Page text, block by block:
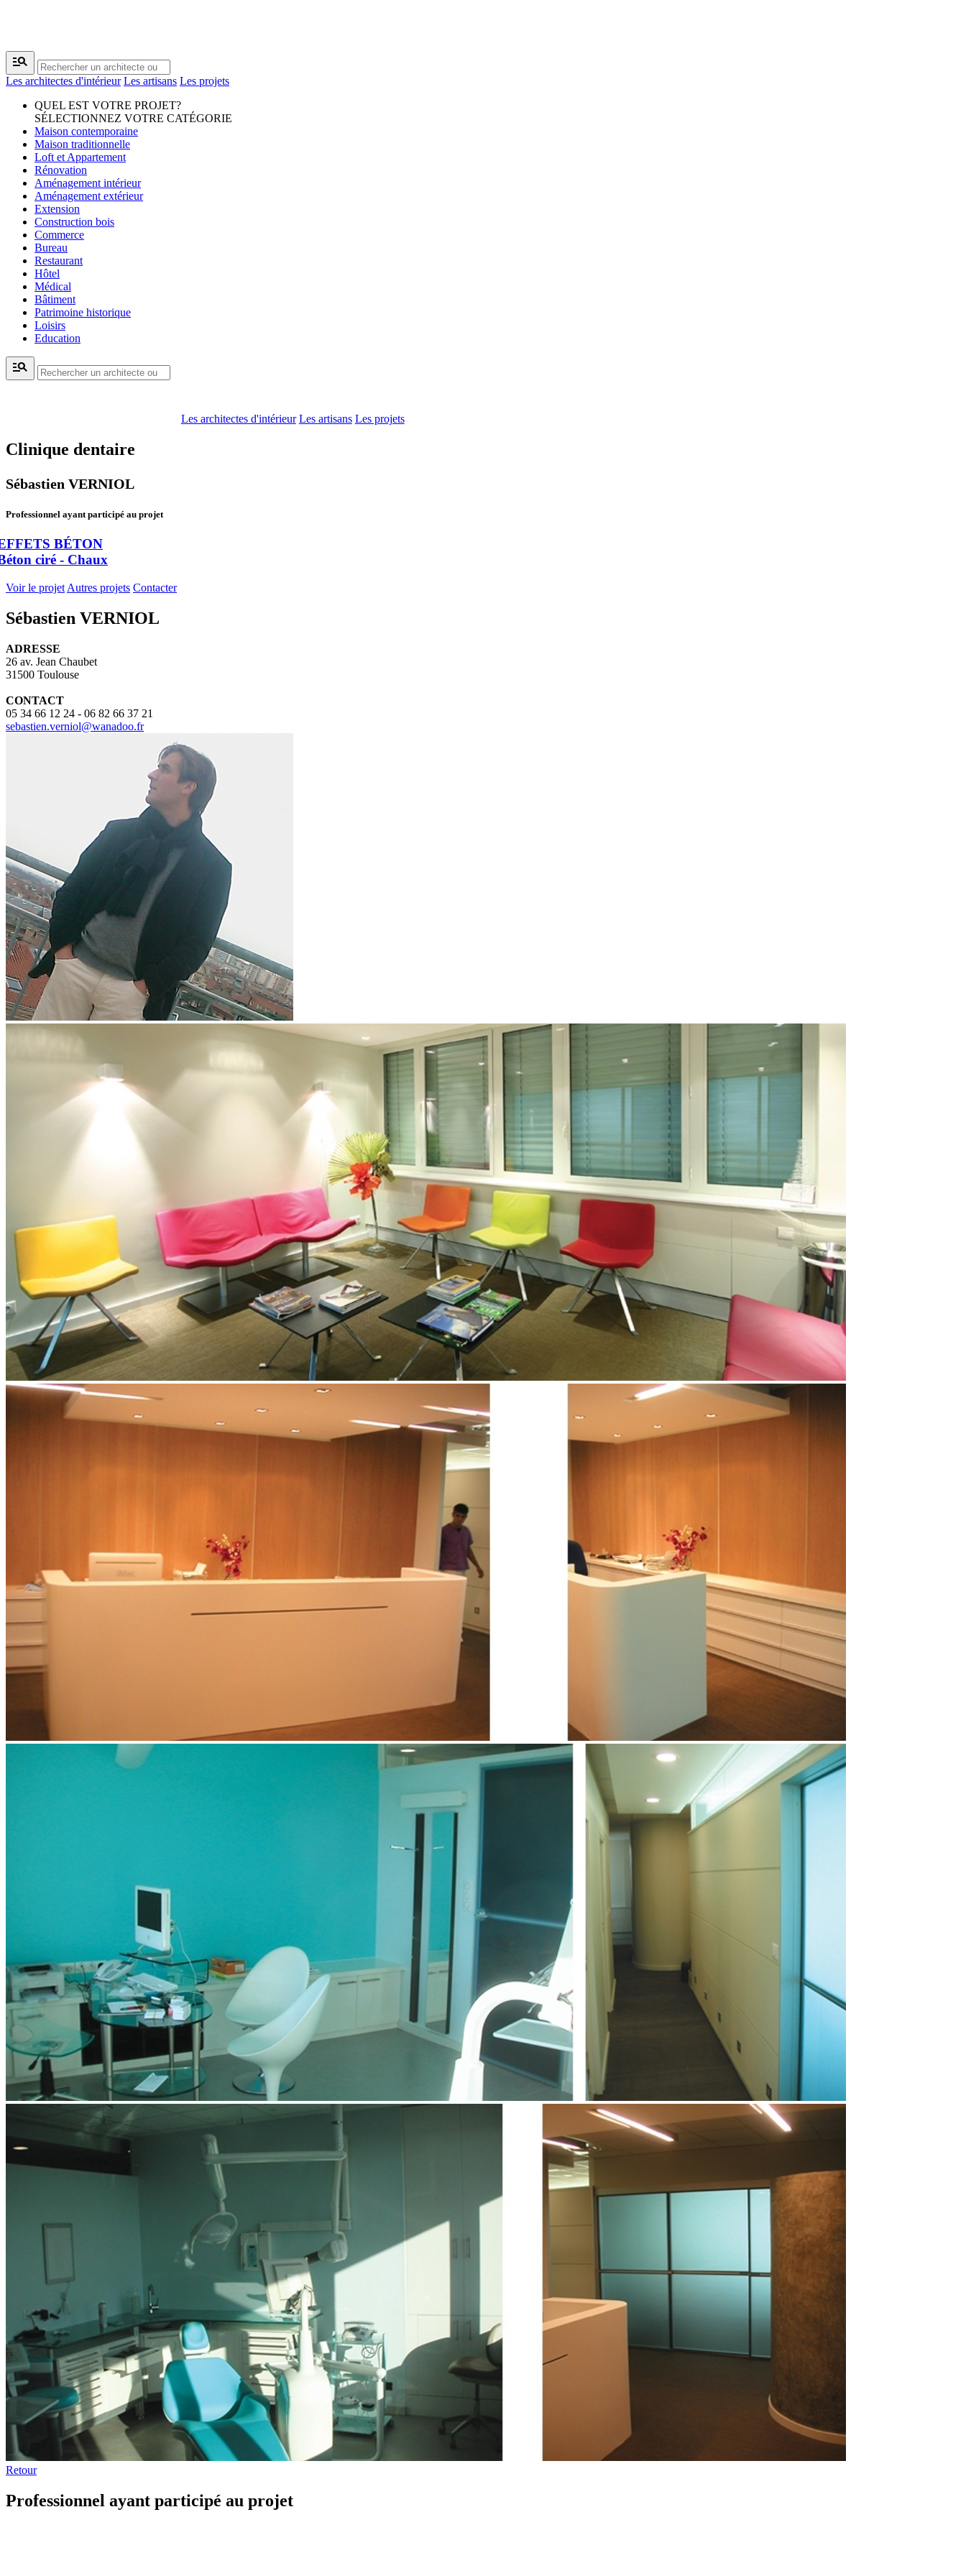
manage_search
Les architectes d'intérieur Les artisans Les projets
QUEL EST VOTRE PROJET?
SÉLECTIONNEZ VOTRE CATÉGORIE
Maison contemporaine
Maison traditionnelle
Loft et Appartement
Rénovation
Aménagement intérieur
Aménagement extérieur
Extension
Construction bois
Commerce
Bureau
Restaurant
Hôtel
Médical
Bâtiment
Patrimoine historique
Loisirs
Education
manage_search
Les architectes d'intérieur Les artisans Les projets
Clinique dentaire
Sébastien VERNIOL
Professionnel ayant participé au projet
BÉTON
ciré - Chaux
Voir le projet Autres projets Contacter
Sébastien VERNIOL
ADRESSE
26 av. Jean Chaubet
31500 Toulouse
CONTACT
05 34 66 12 24 - 06 82 66 37 21
sebastien.verniol@wanadoo.fr
Retour
Professionnel ayant participé au projet